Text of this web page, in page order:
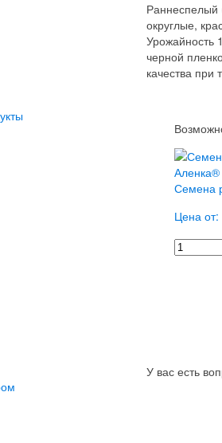
Раннеспелый
округлые,
Урожайность
черной
качества при
Семена
Цена от:
У вас есть